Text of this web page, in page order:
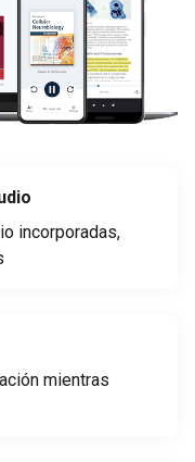
incorporadas,
mientras